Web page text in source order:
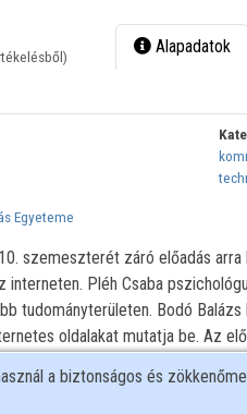
Alapadatok
Egyeteme
szemeszterét záró előadás
interneten. Pléh Csaba
tudományterületen. Bodó
oldalakat mutatja be. Az
harmincezer kapcsolat
a biztonságos és